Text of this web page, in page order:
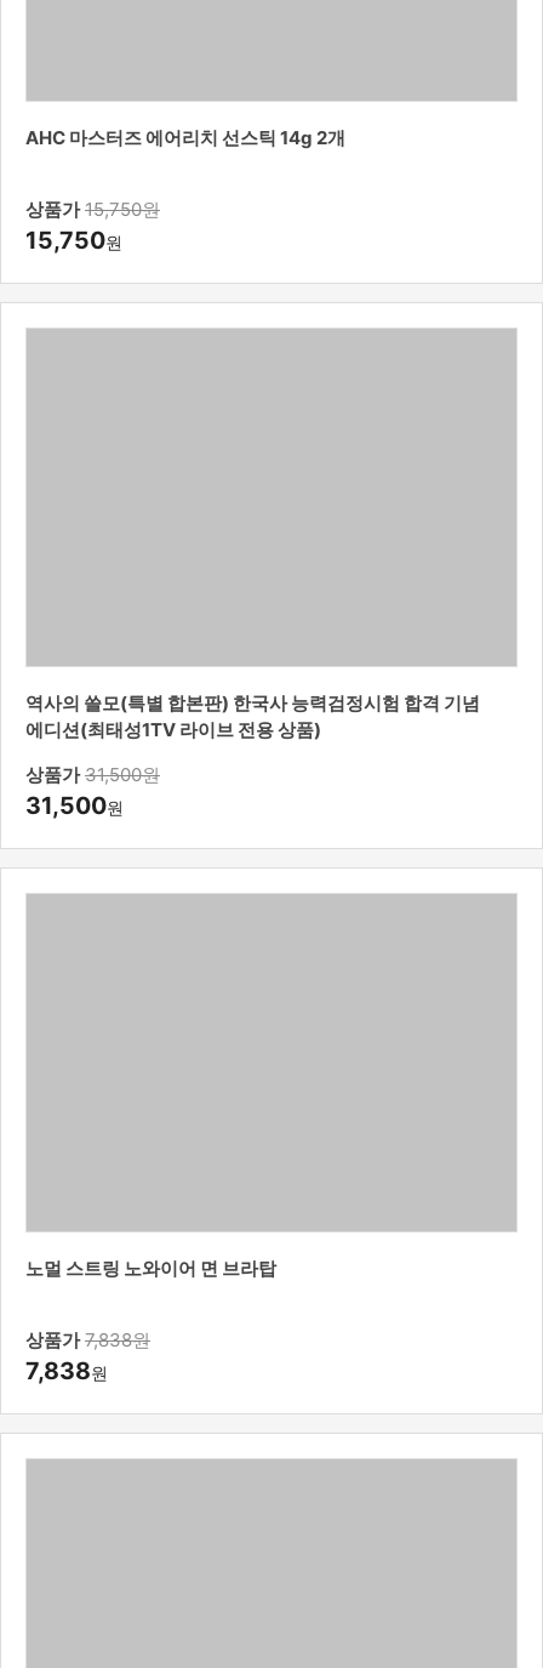
AHC 마스터즈 에어리치 선스틱 14g 2개
상품가 15,750원
15,750원
역사의 쓸모(특별 합본판) 한국사 능력검정시험 합격 기념
에디션(최태성1TV 라이브 전용 상품)
상품가 31,500원
31,500원
노멀 스트링 노와이어 면 브라탑
상품가 7,838원
7,838원